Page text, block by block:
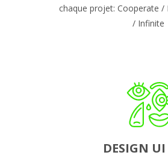
chaque projet: Cooperate
/ Infinite
DESIGN